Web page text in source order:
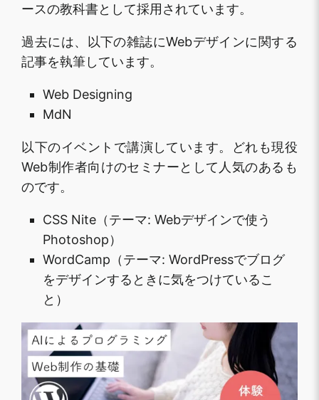
ースの教科書として採用されています。
過去には、以下の雑誌にWebデザインに関する
記事を執筆しています。
Web Designing
MdN
以下のイベントで講演しています。どれも現役
Web制作者向けのセミナーとして人気のあるも
のです。
CSS Nite（テーマ: Webデザインで使う
Photoshop）
WordCamp（テーマ: WordPressでブログ
をデザインするときに気をつけているこ
と）